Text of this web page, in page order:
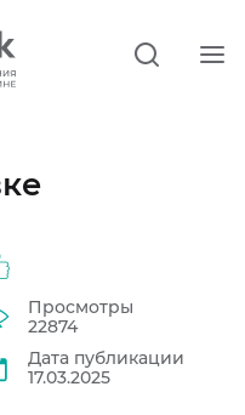
Просмотры
22874
Дата публикации
17.03.2025